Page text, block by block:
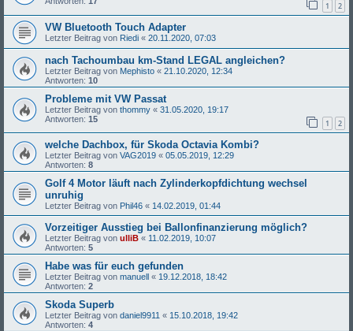
1 2
VW Bluetooth Touch Adapter
Letzter Beitrag von Riedi « 20.11.2020, 07:03
nach Tachoumbau km-Stand LEGAL angleichen?
Letzter Beitrag von Mephisto « 21.10.2020, 12:34
Antworten: 10
Probleme mit VW Passat
Letzter Beitrag von thommy « 31.05.2020, 19:17
Antworten: 15 1 2
welche Dachbox, für Skoda Octavia Kombi?
Letzter Beitrag von VAG2019 « 05.05.2019, 12:29
Antworten: 8
Golf 4 Motor läuft nach Zylinderkopfdichtung wechsel
unruhig
Letzter Beitrag von Phil46 « 14.02.2019, 01:44
Vorzeitiger Ausstieg bei Ballonfinanzierung möglich?
Letzter Beitrag von ulliB « 11.02.2019, 10:07
Antworten: 5
Habe was für euch gefunden
Letzter Beitrag von manuell « 19.12.2018, 18:42
Antworten: 2
Skoda Superb
Letzter Beitrag von daniel9911 « 15.10.2018, 19:42
Antworten: 4